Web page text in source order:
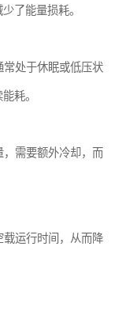
了能量损耗。
常处于休眠或低压状
耗。
需要额外冷却，而
运行时间，从而降